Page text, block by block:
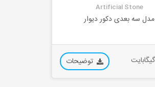
Artificial Stone
مدل سه بعدی دکور دیوار
توضیحات